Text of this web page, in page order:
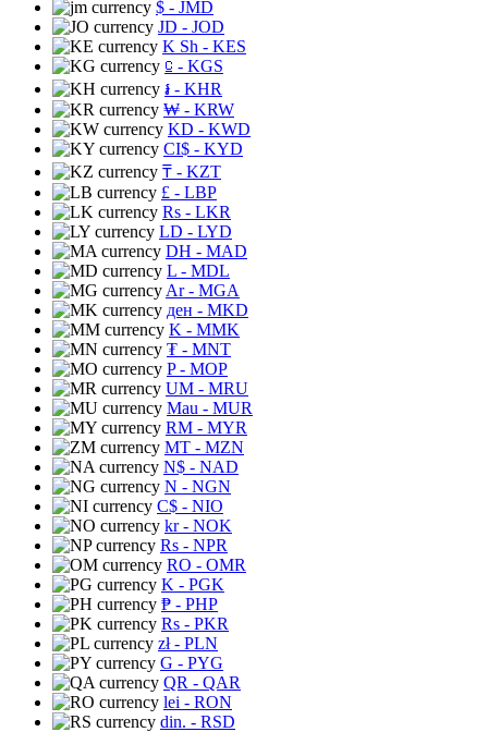
$ - JMD
JD - JOD
K Sh - KES
⃀ - KGS
៛ - KHR
₩ - KRW
KD - KWD
CI$ - KYD
₸ - KZT
£ - LBP
Rs - LKR
LD - LYD
DH - MAD
L - MDL
Ar- MGA
ден - MKD
K - MMK
₮ - MNT
P- MOP
UM - MRU
Mau - MUR
RM - MYR
MT - MZN
N$ - NAD
N - NGN
C$ - NIO
kr- NOK
Rs - NPR
RO - OMR
K - PGK
₱ - PHP
Rs - PKR
zł- PLN
G - PYG
QR - QAR
lei - RON
din. - RSD